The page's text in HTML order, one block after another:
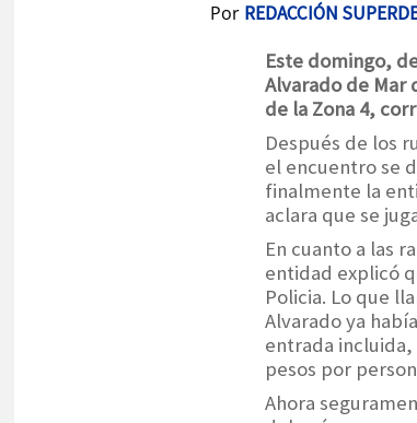
Por REDACCIÓN
Este domingo,
Alvarado de Mar
de la Zona 4,
Después de los
el encuentro se
finalmente la
aclara que se
En cuanto a las
entidad explicó
Policia. Lo que
Alvarado ya
entrada incluida,
pesos por
Ahora